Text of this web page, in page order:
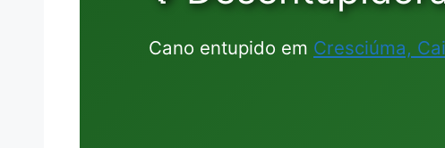
Cano entupido em Cresciúma,